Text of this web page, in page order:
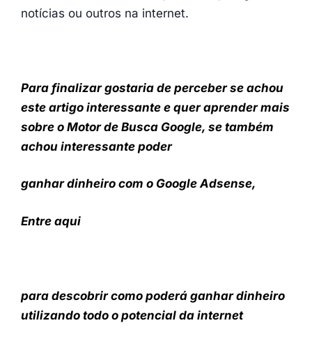
notícias ou outros na internet.
Para finalizar gostaria de perceber se achou
este artigo interessante e quer aprender mais
sobre o Motor de Busca Google, se também
achou interessante poder
ganhar dinheiro com o Google Adsense,
Entre aqui
para descobrir como poderá ganhar dinheiro
utilizando todo o potencial da internet